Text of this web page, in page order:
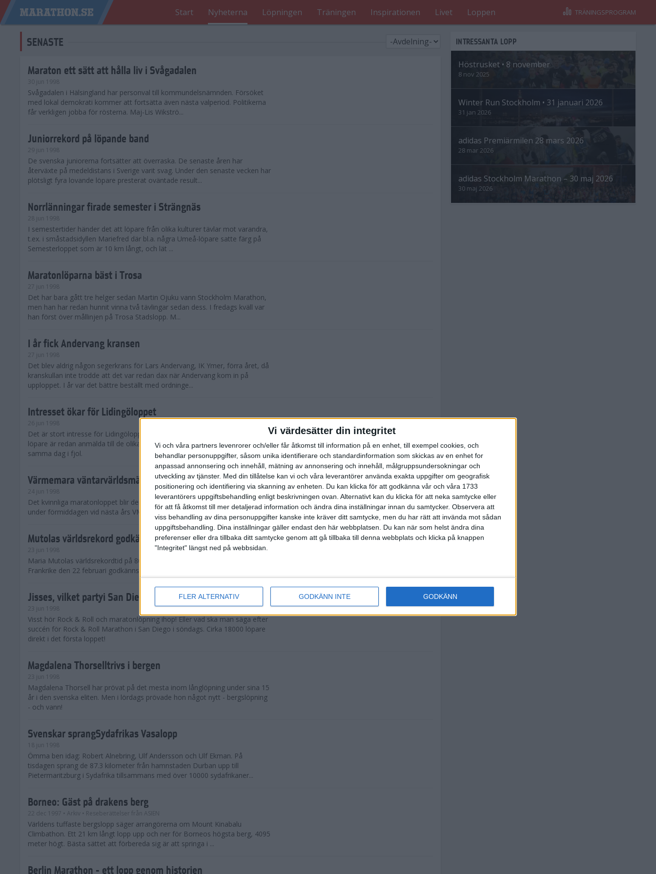
Vi värdesätter din integritet
Vi och våra partners levenrorer och/eller får åtkomst till information på en enhet, till exempel cookies, och
behandlar personuppgifter, såsom unika identifierare och standardinformation som skickas av en enhet for
anpassad annonsering och innehåll, mätning av annonsering och innehåll, målgruppsundersokningar och
utveckling av tjänster. Med din tillåtelse kan vi och våra leverantörer använda exakta uppgifter om geografisk
positionering och identifiering via skanning av enheten. Du kan klicka för att godkänna vår och våra 1733
leverantörers uppgiftsbehandling enligt beskrivningen ovan. Alternativt kan du klicka för att neka samtycke eller
för att få åtkomst till mer detaljerad information och ändra dina inställningar innan du samtycker. Observera att
viss behandling av dina personuppgifter kanske inte kräver ditt samtycke, men du har rätt att invända mot sådan
uppgiftsbehandling. Dina inställningar gäller endast den här webbplatsen. Du kan när som helst ändra dina
preferenser eller dra tillbaka ditt samtycke genom att gå tillbaka till denna webbplats och klicka på knappen
"Integritet" längst ned på webbsidan.
FLER ALTERNATIV GODKÄNN INTE GODKÄNN
Start Nyheterna Löpningen Träningen Inspirationen Livet Loppen TRÄNINGSPROGRAM
SENASTE
Maraton ett sätt att hålla liv i Svågadalen
30 jun 1998
Svågadalen i Hälsingland har personval till kommundelsnämnden. Försöket
med lokal demokrati kommer att fortsätta även nästa valperiod. Politikerna
får verkligen jobba för rösterna. Maj-Lis Wikströ...
Juniorrekord på löpande band
29 jun 1998
De svenska juniorerna fortsätter att överraska. De senaste åren har
återväxte på medeldistans i Sverige varit svag. Under den senaste vecken har
plötsligt fyra lovande löpare presterat oväntade result...
Norrlänningar firade semester i Strängnäs
28 jun 1998
I semestertider händer det att löpare från olika kulturer tävlar mot varandra,
t.ex. i småstadsidyllen Mariefred där bl.a. några Umeå-löpare satte färg på
Semesterloppet som är 10 km långt, och lät ...
Maratonlöparna bäst i Trosa
27 jun 1998
Det har bara gått tre helger sedan Martin Ojuku vann Stockholm Marathon,
men han har redan hunnit vinna två tävlingar sedan dess. I fredags kväll var
han först över mållinjen på Trosa Stadslopp. M...
I år fick Andervang kransen
27 jun 1998
Det blev aldrig någon segerkrans för Lars Andervang, IK Ymer, förra året, då
kranskullan inte trodde att det var redan dax när Andervang kom in på
upploppet. I år var det bättre beställt med ordninge...
Intresset ökar för Lidingöloppet
26 jun 1998
Det är stort intresse för Lidingöloppet som avgörs den 3-4 oktober. 10 500
löpare är redan anmälda till de olika klassena. Det är hela 2 500 fler än
samma dag i fjol.
Värmemara väntarvärldsmästaraspiranter
24 jun 1998
Det kvinnliga maratonloppet blir den enda gren som kommer att avgöras
under förmiddagen vid nästa års VM i friidrott.
Mutolas världsrekord godkänns ej
23 jun 1998
Maria Mutolas världsrekordtid på 800 meter från inomhusgalan i Lievin i
Frankrike den 22 februari godkänns ej.
Jisses, vilket partyi San Diego!
23 jun 1998
Visst hör Rock & Roll och maratonlöpning ihop! Eller vad ska man säga efter
succén för Rock & Roll Marathon i San Diego i söndags. Cirka 18000 löpare
direkt i det första loppet!
Magdalena Thorselltrivs i bergen
23 jun 1998
Magdalena Thorsell har prövat på det mesta inom långlöpning under sina 15
år i den svenska eliten. Men i lördags prövade hon något nytt - bergslöpning
- och vann!
Svenskar sprangSydafrikas Vasalopp
18 jun 1998
Ömma ben idag: Robert Alnebring, Ulf Andersson och Ulf Ekman. På
tisdagen sprang de 87.3 kilometer från hamnstaden Durban upp till
Pietermaritzburg i Sydafrika tillsammans med över 10000 sydafrikaner...
Borneo: Gäst på drakens berg
22 dec 1997 • Arkiv • Reseberättelser från ASIEN
Världens tuffaste bergslopp säger arrangörerna om Mount Kinabalu
Climbathon. Ett 21 km långt lopp upp och ner för Borneos högsta berg, 4095
meter högt. Bästa sättet att förbereda sig är att springa i ...
Berlin Marathon - ett lopp genom historien
INTRESSANTA LOPP
Höstrusket • 8 november
8 nov 2025
Winter Run Stockholm • 31 januari 2026
31 jan 2026
adidas Premiärmilen 28 mars 2026
28 mar 2026
adidas Stockholm Marathon – 30 maj 2026
30 maj 2026